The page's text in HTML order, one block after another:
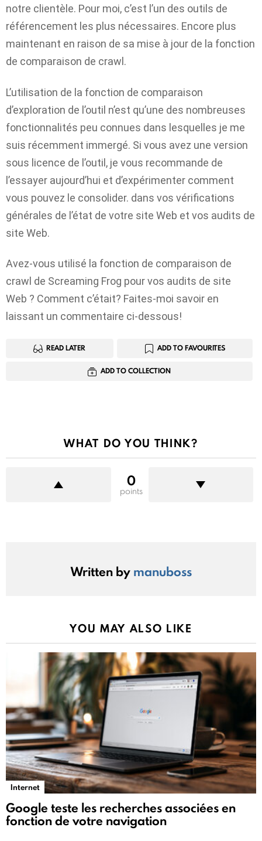
notre clientèle. Pour moi, c’est l’un des outils de
référencement les plus nécessaires. Encore plus
maintenant en raison de sa mise à jour de la fonction
de comparaison de crawl.
L’utilisation de la fonction de comparaison
d’exploration de l’outil n’est qu’une des nombreuses
fonctionnalités peu connues dans lesquelles je me
suis récemment immergé. Si vous avez une version
sous licence de l’outil, je vous recommande de
l’essayer aujourd’hui et d’expérimenter comment
vous pouvez le consolider. dans vos vérifications
générales de l’état de votre site Web et vos audits de
site Web.
Avez-vous utilisé la fonction de comparaison de
crawl de Screaming Frog pour vos audits de site
Web ? Comment c’était? Faites-moi savoir en
laissant un commentaire ci-dessous!
READ LATER ADD TO FAVOURITES
ADD TO COLLECTION
WHAT DO YOU THINK?
0
points
Written by manuboss
YOU MAY ALSO LIKE
Internet
Google teste les recherches associées en
fonction de votre navigation